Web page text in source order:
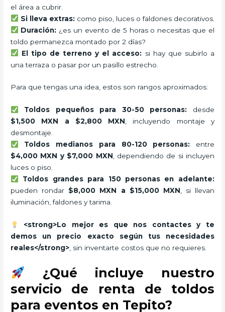
el área a cubrir.
Si lleva extras:como piso, luces o faldones decorativos.
Duración: ¿es un evento de 5 horas o necesitas que el
toldo permanezca montado por 2 días?
El tipo de terreno y el acceso: si hay que subirlo a
una terraza o pasar por un pasillo estrecho.
Para que tengas una idea, estos son rangos aproximados:
Toldos pequeños para 30-50 personas: desde
$1,500 MXN a $2,800 MXN, incluyendo montaje y
desmontaje.
Toldos medianos para 80-120 personas: entre
$4,000 MXN y $7,000 MXN, dependiendo de si incluyen
luces o piso.
Toldos grandes para 150 personas en adelante:
pueden rondar $8,000 MXN a $15,000 MXN, si llevan
iluminación, faldones y tarima.
<strong>Lo mejor es que nos contactes y te
demos un precio exacto según tus necesidades
reales</strong> , sin inventarte costos que no requieres.
¿Qué incluye nuestro
servicio de renta de toldos
para eventos en Tepito?